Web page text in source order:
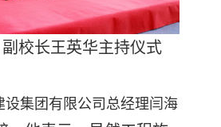
校长王英华主持仪式
设集团有限公司总经理闫海